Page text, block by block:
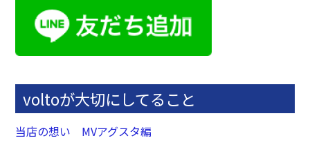
voltoが大切にしてること
当店の想い MVアグスタ編